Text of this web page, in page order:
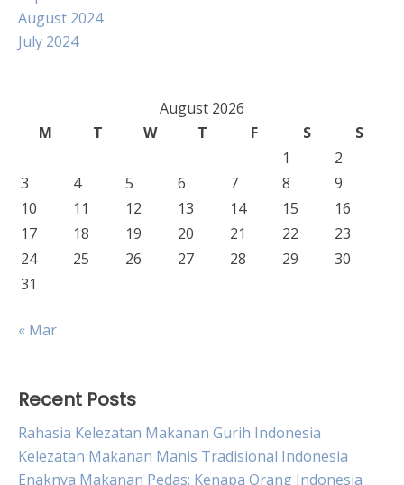
August 2024
July 2024
August 2026
M
T W T F S
S
1
2
3
4 5 6 7 8
9
10
11 12 13 14 15
16
17
18 19 20 21 22
23
24
25 26 27 28 29
30
31
« Mar
Recent Posts
Rahasia Kelezatan Makanan Gurih Indonesia
Kelezatan Makanan Manis Tradisional Indonesia
Enaknya Makanan Pedas: Kenapa Orang Indonesia